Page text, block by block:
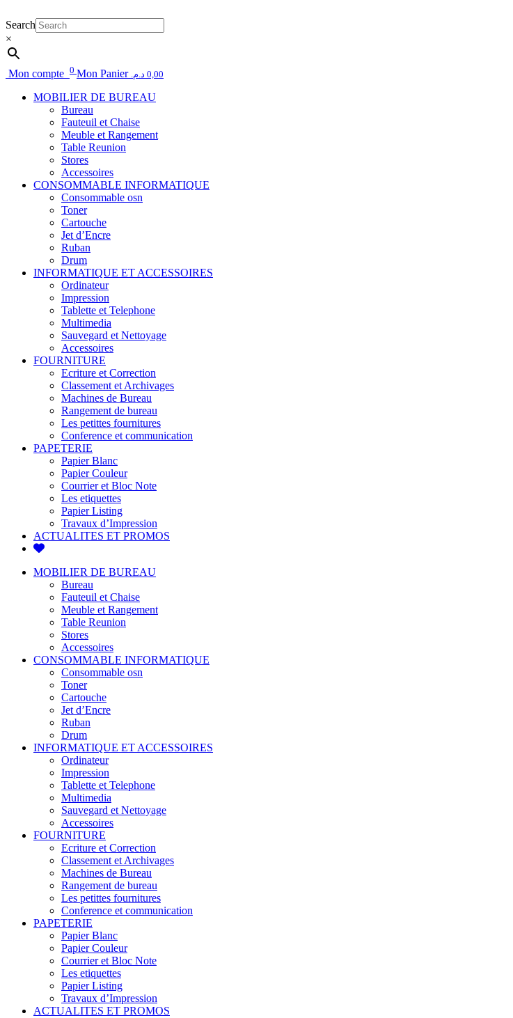
Search
×
Mon compte 0 Mon Panier 0,00 د.م.
MOBILIER DE BUREAU
Bureau
Fauteuil et Chaise
Meuble et Rangement
Table Reunion
Stores
Accessoires
CONSOMMABLE INFORMATIQUE
Consommable osn
Toner
Cartouche
Jet d’Encre
Ruban
Drum
INFORMATIQUE ET ACCESSOIRES
Ordinateur
Impression
Tablette et Telephone
Multimedia
Sauvegard et Nettoyage
Accessoires
FOURNITURE
Ecriture et Correction
Classement et Archivages
Machines de Bureau
Rangement de bureau
Les petittes fournitures
Conference et communication
PAPETERIE
Papier Blanc
Papier Couleur
Courrier et Bloc Note
Les etiquettes
Papier Listing
Travaux d’Impression
ACTUALITES ET PROMOS
MOBILIER DE BUREAU
Bureau
Fauteuil et Chaise
Meuble et Rangement
Table Reunion
Stores
Accessoires
CONSOMMABLE INFORMATIQUE
Consommable osn
Toner
Cartouche
Jet d’Encre
Ruban
Drum
INFORMATIQUE ET ACCESSOIRES
Ordinateur
Impression
Tablette et Telephone
Multimedia
Sauvegard et Nettoyage
Accessoires
FOURNITURE
Ecriture et Correction
Classement et Archivages
Machines de Bureau
Rangement de bureau
Les petittes fournitures
Conference et communication
PAPETERIE
Papier Blanc
Papier Couleur
Courrier et Bloc Note
Les etiquettes
Papier Listing
Travaux d’Impression
ACTUALITES ET PROMOS